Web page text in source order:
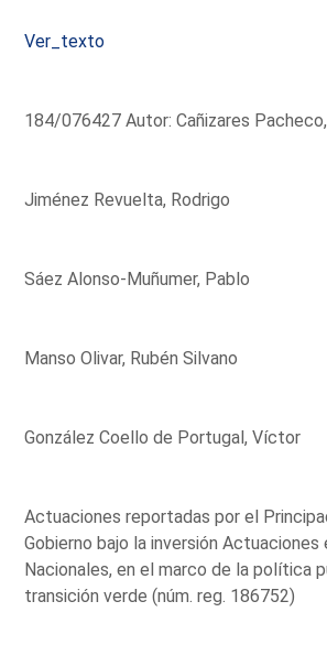
Ver_texto
184/076427 Autor: Cañizares
Jiménez Revuelta, Rodrigo
Sáez Alonso-Muñumer, Pablo
Manso Olivar, Rubén Silvano
González Coello de Portugal, Víctor
Actuaciones reportadas por el
Gobierno bajo la inversión Actuaciones
Nacionales, en el marco de la política
transición verde (núm. reg. 186752)